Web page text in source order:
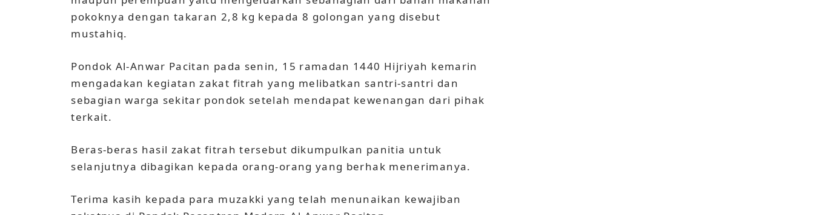
pokoknya dengan takaran 2,8 kg kepada 8 golongan yang disebut
mustahiq.
Pondok Al-Anwar Pacitan pada senin, 15 ramadan 1440 Hijriyah kemarin
mengadakan kegiatan zakat fitrah yang melibatkan santri-santri dan
sebagian warga sekitar pondok setelah mendapat kewenangan dari pihak
terkait.
Beras-beras hasil zakat fitrah tersebut dikumpulkan panitia untuk
selanjutnya dibagikan kepada orang-orang yang berhak menerimanya.
Terima kasih kepada para muzakki yang telah menunaikan kewajiban